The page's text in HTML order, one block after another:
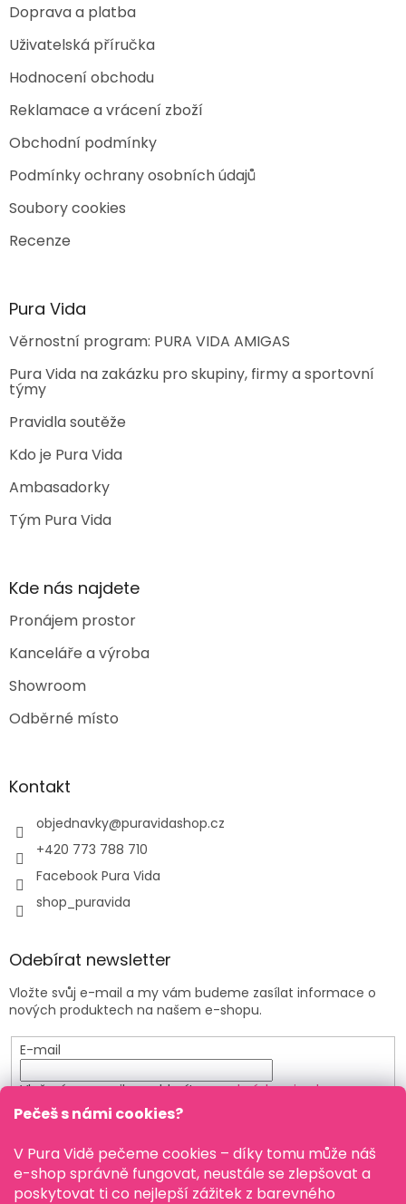
Pečeš s námi cookies?
V Pura Vidě pečeme cookies – díky tomu může náš
e-shop správně fungovat, neustále se zlepšovat a
poskytovat ti co nejlepší zážitek z barevného
Doprava a platba
Uživatelská příručka
Hodnocení obchodu
Reklamace a vrácení zboží
Obchodní podmínky
Podmínky ochrany osobních údajů
Soubory cookies
Recenze
Pura Vida
Věrnostní program: PURA VIDA AMIGAS
Pura Vida na zakázku pro skupiny, firmy a sportovní
týmy
Pravidla soutěže
Kdo je Pura Vida
Ambasadorky
Tým Pura Vida
Kde nás najdete
Pronájem prostor
Kanceláře a výroba
Showroom
Odběrné místo
Kontakt
objednavky@puravidashop.cz
+420 773 788 710
Facebook Pura Vida
shop_puravida
Odebírat newsletter
Vložte svůj e-mail a my vám budeme zasílat informace o
nových produktech na našem e-shopu.
E-mail
Vložením e-mailu souhlasíte spodmínkami ochrany
osobních údajů
PŘIHLÁSIT SE